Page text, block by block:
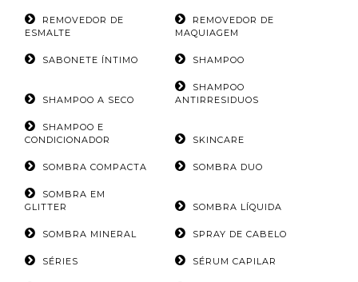
REMOVEDOR DE
ESMALTE
REMOVEDOR DE
MAQUIAGEM
SABONETE ÍNTIMO SHAMPOO
SHAMPOO A SECO
SHAMPOO
ANTIRRESIDUOS
SHAMPOO E
CONDICIONADOR
SKINCARE
SOMBRA COMPACTA SOMBRA DUO
SOMBRA EM
GLITTER
SOMBRA LÍQUIDA
SOMBRA MINERAL SPRAY DE CABELO
SÉRIES SÉRUM CAPILAR